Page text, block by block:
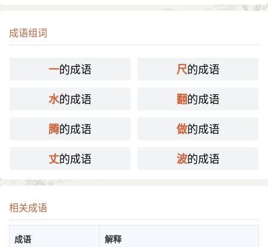
成语组词
一的成语 尺的成语
水的成语 翻的成语
腾的成语 做的成语
丈的成语 波的成语
相关成语
成语 解释